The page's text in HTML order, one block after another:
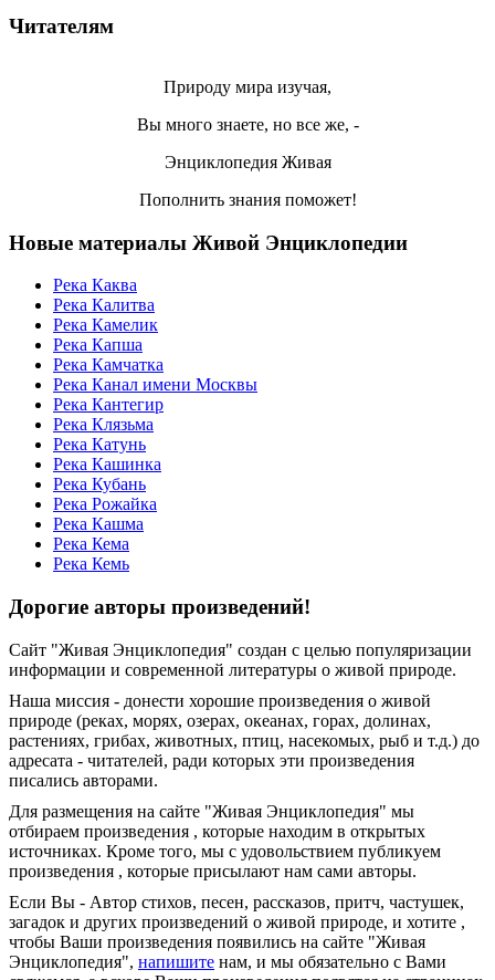
Читателям
Природу мира изучая,
Вы много знаете, но все же, -
Энциклопедия Живая
Пополнить знания поможет!
Новые материалы Живой Энциклопедии
Река Каква
Река Калитва
Река Камелик
Река Капша
Река Камчатка
Река Канал имени Москвы
Река Кантегир
Река Клязьма
Река Катунь
Река Кашинка
Река Кубань
Река Рожайка
Река Кашма
Река Кема
Река Кемь
Дорогие авторы произведений!
Сайт "Живая Энциклопедия" создан c целью популяризации
информации и современной литературы о живой природе.
Наша миссия - донести хорошие произведения о живой
природе (реках, морях, озерах, океанах, горах, долинах,
растениях, грибах, животных, птиц, насекомых, рыб и т.д.) до
адресата - читателей, ради которых эти произведения
писались авторами.
Для размещения на сайте "Живая Энциклопедия" мы
отбираем произведения , которые находим в открытых
источниках. Кроме того, мы с удовольствием публикуем
произведения , которые присылают нам сами авторы.
Если Вы - Автор стихов, песен, рассказов, притч, частушек,
загадок и других произведений о живой природе, и хотите ,
чтобы Ваши произведения появились на сайте "Живая
Энциклопедия", напишите нам, и мы обязательно с Вами